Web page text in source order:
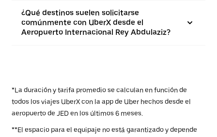
¿Qué destinos suelen solicitarse
comúnmente con UberX desde el
Aeropuerto Internacional Rey Abdulaziz?
*La duración y tarifa promedio se calculan en función de
todos los viajes UberX con la app de Uber hechos desde el
aeropuerto de JED en los últimos 6 meses.
**El espacio para el equipaje no está garantizado y depende